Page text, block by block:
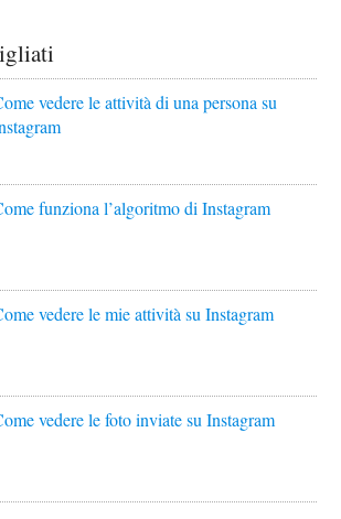
vedere le attività di una persona su
funziona l’algoritmo di Instagram
vedere le mie attività su Instagram
vedere le foto inviate su Instagram